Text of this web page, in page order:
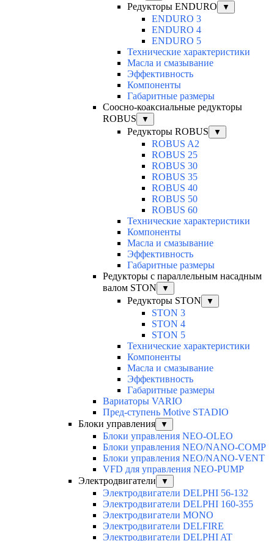
Редукторы ENDURO ▼
ENDURO 3
ENDURO 4
ENDURO 5
Технические характеристики
Масла и смазывание
Эффективность
Компоненты
Габаритные размеры
Соосно-коаксиальные редукторы
ROBUS
▼
Редукторы ROBUS ▼
ROBUS A2
ROBUS 25
ROBUS 30
ROBUS 35
ROBUS 40
ROBUS 50
ROBUS 60
Технические характеристики
Компоненты
Масла и смазывание
Эффективность
Габаритные размеры
Редукторы с параллельным насадным
валом STON
▼
Редукторы STON ▼
STON 3
STON 4
STON 5
Технические характеристики
Компоненты
Масла и смазывание
Эффективность
Габаритные размеры
Вариаторы VARIO
Пред-ступень Motive STADIO
Блоки управления
▼
Блоки управления NEO-OLEO
Блоки управления NEO/NANO-COMP
Блоки управления NEO/NANO-VENT
VFD для управления NEO-PUMP
Электродвигатели
▼
Электродвигатели DELPHI 56-132
Электродвигатели DELPHI 160-355
Электродвигатели MONO
Электродвигатели DELFIRE
Электродвигатели DELPHI AT